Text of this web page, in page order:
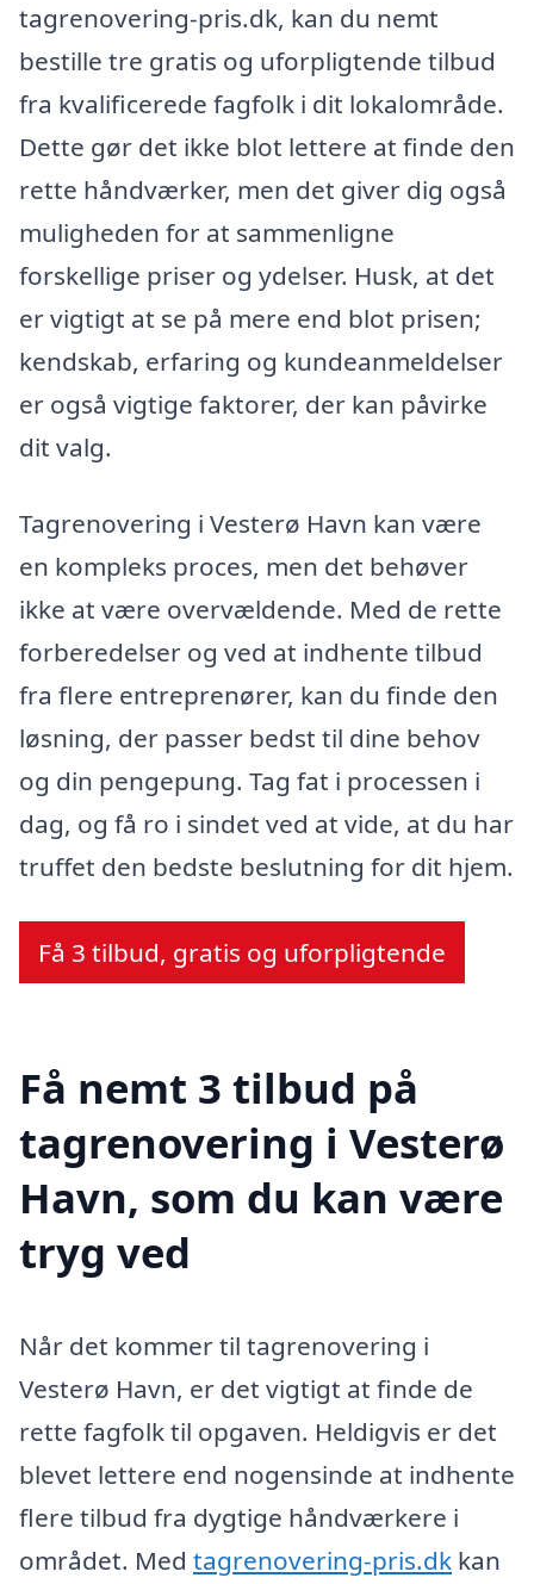
tagrenovering-pris.dk, kan du nemt
bestille tre gratis og uforpligtende tilbud
fra kvalificerede fagfolk i dit lokalområde.
Dette gør det ikke blot lettere at finde den
rette håndværker, men det giver dig også
muligheden for at sammenligne
forskellige priser og ydelser. Husk, at det
er vigtigt at se på mere end blot prisen;
kendskab, erfaring og kundeanmeldelser
er også vigtige faktorer, der kan påvirke
dit valg.
Tagrenovering i Vesterø Havn kan være
en kompleks proces, men det behøver
ikke at være overvældende. Med de rette
forberedelser og ved at indhente tilbud
fra flere entreprenører, kan du finde den
løsning, der passer bedst til dine behov
og din pengepung. Tag fat i processen i
dag, og få ro i sindet ved at vide, at du har
truffet den bedste beslutning for dit hjem.
Få 3 tilbud, gratis og uforpligtende
Få nemt 3 tilbud på
tagrenovering i Vesterø
Havn, som du kan være
tryg ved
Når det kommer til tagrenovering i
Vesterø Havn, er det vigtigt at finde de
rette fagfolk til opgaven. Heldigvis er det
blevet lettere end nogensinde at indhente
flere tilbud fra dygtige håndværkere i
området. Med tagrenovering-pris.dk kan